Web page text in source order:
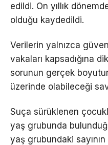
edildi. On yıllık
olduğu kaydedildi.
Verilerin yalnızca
vakaları kapsadığına
sorunun gerçek
üzerinde olabileceği
Suça sürüklenen
yaş grubunda
yaş grubundaki